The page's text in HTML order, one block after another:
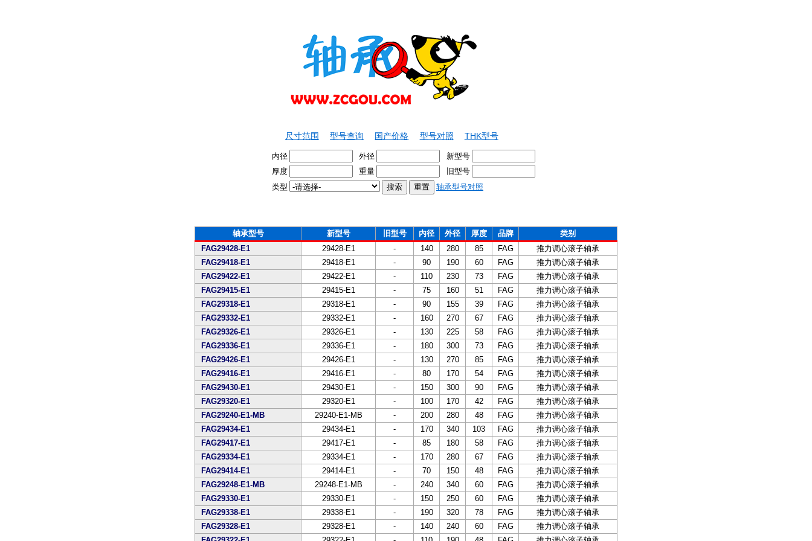
尺寸范围 型号查询 国产价格 型号对照 THK型号
内径 外径
新型号
厚度
重量
旧型号
类型
轴承型号对照
轴承型号 新型号 旧型号 内径 外径 厚度 品牌
类别
FAG29428-E1
29428-E1 - 140 280 85 FAG
推力调心滚子轴承
FAG29418-E1
29418-E1 - 90 190 60 FAG
推力调心滚子轴承
FAG29422-E1
29422-E1 - 110 230 73 FAG
推力调心滚子轴承
FAG29415-E1
29415-E1 - 75 160 51 FAG
推力调心滚子轴承
FAG29318-E1
29318-E1 - 90 155 39 FAG
推力调心滚子轴承
FAG29332-E1
29332-E1 - 160 270 67 FAG
推力调心滚子轴承
FAG29326-E1
29326-E1 - 130 225 58 FAG
推力调心滚子轴承
FAG29336-E1
29336-E1 - 180 300 73 FAG
推力调心滚子轴承
FAG29426-E1
29426-E1 - 130 270 85 FAG
推力调心滚子轴承
FAG29416-E1
29416-E1 - 80 170 54 FAG
推力调心滚子轴承
FAG29430-E1
29430-E1 - 150 300 90 FAG
推力调心滚子轴承
FAG29320-E1
29320-E1 - 100 170 42 FAG
推力调心滚子轴承
FAG29240-E1-MB
29240-E1-MB - 200 280 48 FAG
推力调心滚子轴承
FAG29434-E1
29434-E1 - 170 340 103 FAG
推力调心滚子轴承
FAG29417-E1
29417-E1 - 85 180 58 FAG
推力调心滚子轴承
FAG29334-E1
29334-E1 - 170 280 67 FAG
推力调心滚子轴承
FAG29414-E1
29414-E1 - 70 150 48 FAG
推力调心滚子轴承
FAG29248-E1-MB
29248-E1-MB - 240 340 60 FAG
推力调心滚子轴承
FAG29330-E1
29330-E1 - 150 250 60 FAG
推力调心滚子轴承
FAG29338-E1
29338-E1 - 190 320 78 FAG
推力调心滚子轴承
FAG29328-E1
29328-E1 - 140 240 60 FAG
推力调心滚子轴承